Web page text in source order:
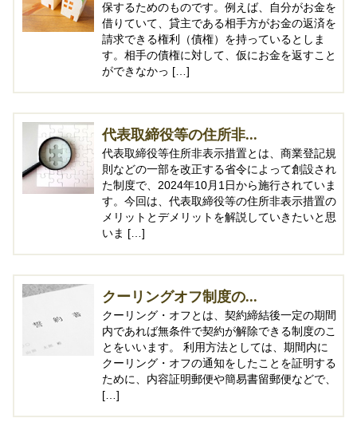
保するためのものです。例えば、自分がお金を
借りていて、貸主である相手方がお金の返済を
請求できる権利（債権）を持っているとしま
す。相手の債権に対して、仮にお金を返すこと
ができなかっ […]
代表取締役等の住所非...
代表取締役等住所非表示措置とは、商業登記規
則などの一部を改正する省令によって創設され
た制度で、2024年10月1日から施行されていま
す。今回は、代表取締役等の住所非表示措置の
メリットとデメリットを解説していきたいと思
いま […]
クーリングオフ制度の...
クーリング・オフとは、契約締結後一定の期間
内であれば無条件で契約が解除できる制度のこ
とをいいます。 利用方法としては、期間内に
クーリング・オフの通知をしたことを証明する
ために、内容証明郵便や簡易書留郵便などで、
[…]